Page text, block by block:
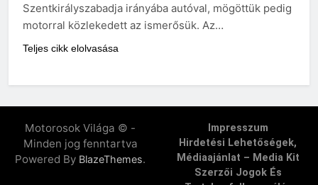
Szentkirályszabadja irányába autóval, mögöttük pedig
motorral közlekedett az ismerősük. Az…
Teljes cikk elolvasása
Motorosok Világa © -
Minden jog fenntartva
Powered By BlazeThemes.
Impresszum
Hirdetési Lehetőségek,
Médiaajánlat – Media Kit
Szerzői Jogok És